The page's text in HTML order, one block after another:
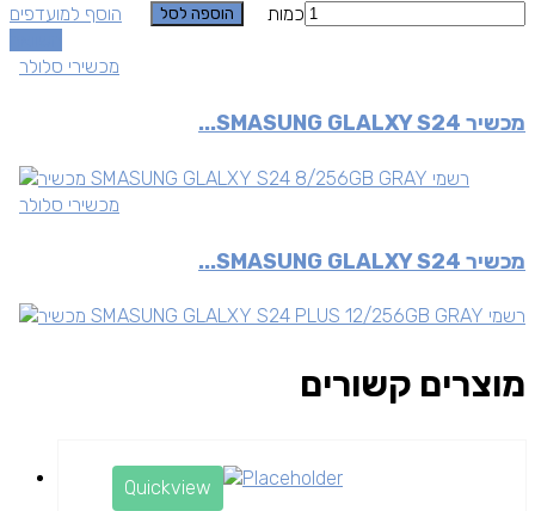
כמות
הוספה לסל
הוסף למועדפים
מכשירי סלולר
מכשיר SMASUNG GLALXY S24...
מכשירי סלולר
מכשיר SMASUNG GLALXY S24...
מוצרים קשורים
Quickview